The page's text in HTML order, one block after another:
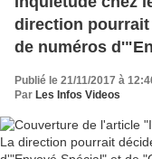
direction
de numéros
Publié le 21/11/2017 à
Par Les Infos Videos